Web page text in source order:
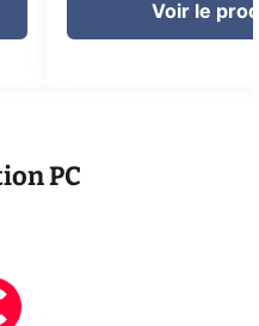
Voir le
PC